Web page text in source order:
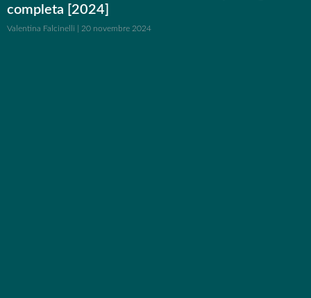
completa [2024]
Valentina Falcinelli 20 novembre 2024